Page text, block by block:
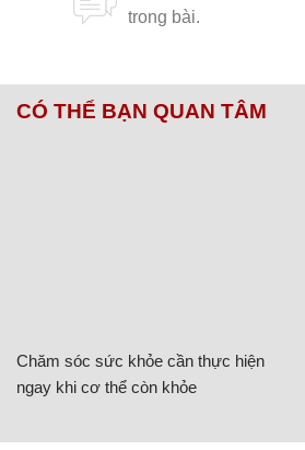
CÓ THỂ BẠN QUAN TÂM
Chăm sóc sức khỏe cần thực hiện
ngay khi cơ thể còn khỏe